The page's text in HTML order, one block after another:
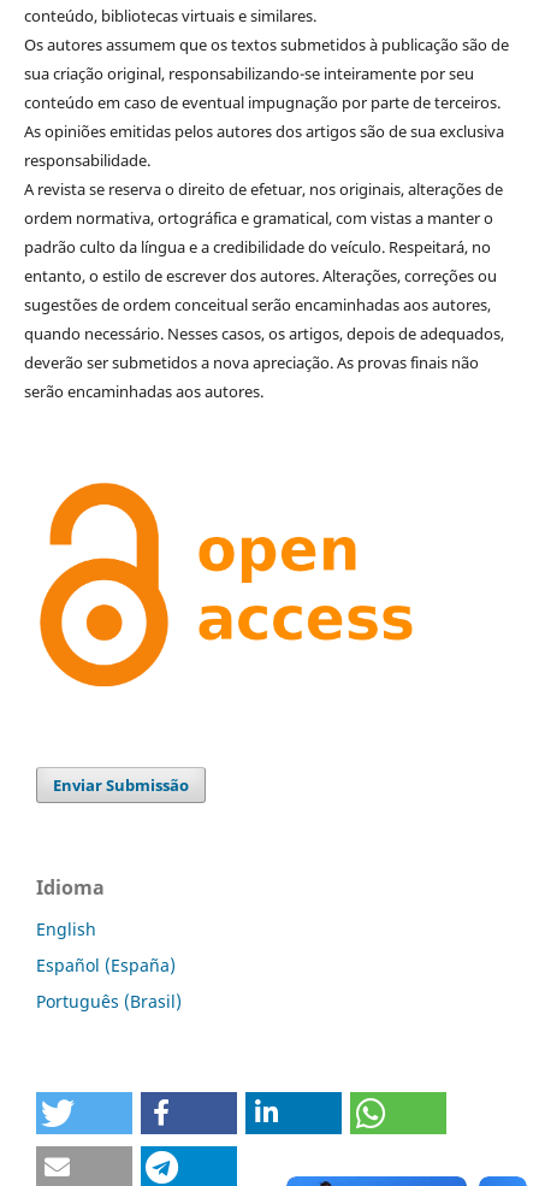
conteúdo, bibliotecas virtuais e similares.
Os autores assumem que os textos submetidos à publicação são de
sua criação original, responsabilizando-se inteiramente por seu
conteúdo em caso de eventual impugnação por parte de terceiros.
As opiniões emitidas pelos autores dos artigos são de sua exclusiva
responsabilidade.
A revista se reserva o direito de efetuar, nos originais, alterações de
ordem normativa, ortográfica e gramatical, com vistas a manter o
padrão culto da língua e a credibilidade do veículo. Respeitará, no
entanto, o estilo de escrever dos autores. Alterações, correções ou
sugestões de ordem conceitual serão encaminhadas aos autores,
quando necessário. Nesses casos, os artigos, depois de adequados,
deverão ser submetidos a nova apreciação. As provas finais não
serão encaminhadas aos autores.
Enviar Submissão
Idioma
English
Español (España)
Português (Brasil)